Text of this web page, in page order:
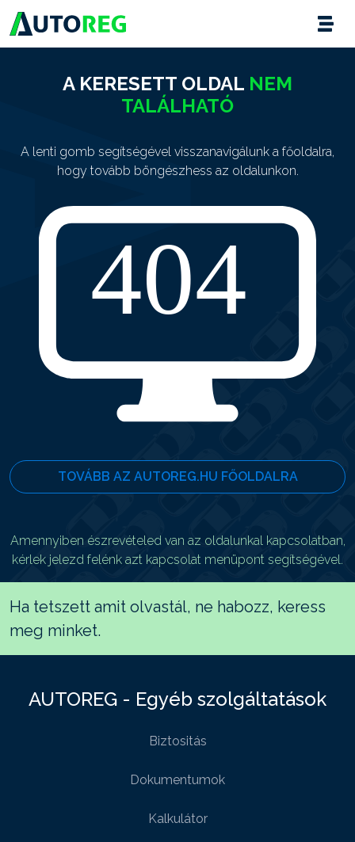
A KERESETT OLDAL NEM
TALÁLHATÓ
A lenti gomb segítségével visszanavigálunk a főoldalra,
hogy tovább böngészhess az oldalunkon.
TOVÁBB AZ AUTOREG.HU FŐOLDALRA
Amennyiben észrevételed van az oldalunkal kapcsolatban,
kérlek jelezd felénk azt kapcsolat menüpont segítségével.
Ha tetszett amit olvastál, ne habozz, keress
meg minket.
AUTOREG - Egyéb szolgáltatások
Biztositás
Dokumentumok
Kalkulátor